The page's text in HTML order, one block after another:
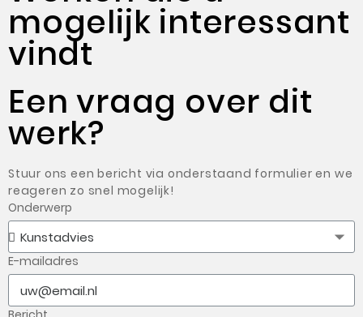
mogelijk interessant
vindt
Een vraag over dit
werk?
Stuur ons een bericht via onderstaand formulier en we
reageren zo snel mogelijk!
Onderwerp
E-mailadres